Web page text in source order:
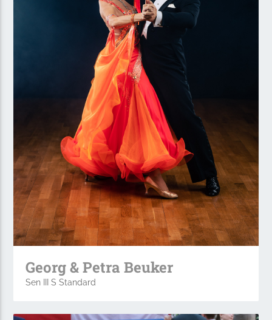
Georg & Petra Beuker
Sen III S Standard